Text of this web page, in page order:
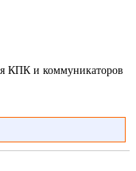
КПК и коммуникаторов